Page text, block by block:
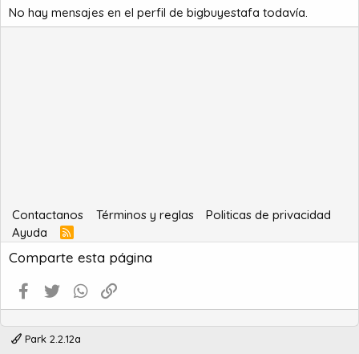
No hay mensajes en el perfil de bigbuyestafa todavía.
Contactanos Términos y reglas
Politicas de privacidad
Ayuda
R
S
S
Comparte esta página
Facebook
Twitter WhatsApp
Park 2.2.12a